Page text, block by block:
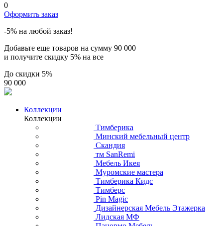
0
Оформить заказ
-5% на любой заказ!
Добавьте еще товаров на сумму 90 000
и получите скидку 5% на все
До скидки 5%
90 000
Коллекции
Коллекции
Тимберика
Минский мебельный центр
Скандия
тм SanRemi
Мебель Икея
Муромские мастера
Тимберика Кидс
Тимберс
Pin Magic
Дизайнерская Мебель Этажерка
Лидская МФ